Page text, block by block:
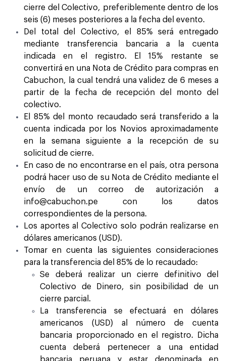
cierre del Colectivo, preferiblemente dentro de los
seis (6) meses posteriores a la fecha del evento.
Del total del Colectivo, el 85% será entregado
mediante transferencia bancaria a la cuenta
indicada en el registro. El 15% restante se
convertirá en una Nota de Crédito para compras en
Cabuchon, la cual tendrá una validez de 6 meses a
partir de la fecha de recepción del monto del
colectivo.
El 85% del monto recaudado será transferido a la
cuenta indicada por los Novios aproximadamente
en la semana siguiente a la recepción de su
solicitud de cierre.
En caso de no encontrarse en el país, otra persona
podrá hacer uso de su Nota de Crédito mediante el
envío de un correo de autorización a
info@cabuchon.pe con los datos
correspondientes de la persona.
Los aportes al Colectivo solo podrán realizarse en
dólares americanos (USD).
Tomar en cuenta las siguientes consideraciones
para la transferencia del 85% de lo recaudado:
Se deberá realizar un cierre definitivo del
Colectivo de Dinero, sin posibilidad de un
cierre parcial.
La transferencia se efectuará en dólares
americanos (USD) al número de cuenta
bancaria proporcionado en el registro. Dicha
cuenta deberá pertenecer a una entidad